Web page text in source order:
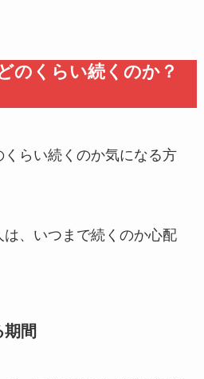
のくらい続くのか？
らい続くのか気になる方
、いつまで続くのか心配
間